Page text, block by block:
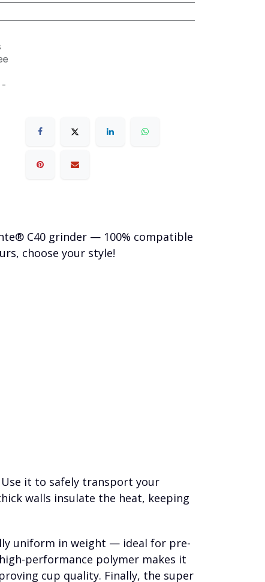
C40 grinder — 100% compatible
choose your style!
it to safely transport your
walls insulate the heat, keeping
uniform in weight — ideal for pre-
performance polymer makes it
cup quality. Finally, the super